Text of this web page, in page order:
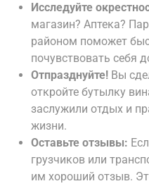
Исследуйте
магазин? Аптека?
районом поможет
почувствовать себя
Отпразднуйте! Вы
откройте бутылку
заслужили отдых и
жизни.
Оставьте отзывы:
грузчиков или
им хороший отзыв.